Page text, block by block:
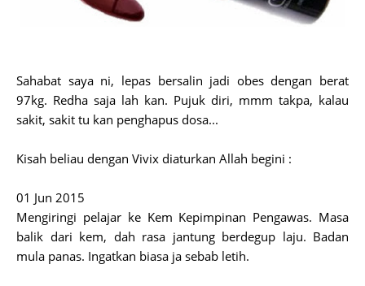
Sahabat saya ni, lepas bersalin jadi obes dengan berat
97kg. Redha saja lah kan. Pujuk diri, mmm takpa, kalau
sakit, sakit tu kan penghapus dosa...
Kisah beliau dengan Vivix diaturkan Allah begini :
01 Jun 2015
Mengiringi pelajar ke Kem Kepimpinan Pengawas. Masa
balik dari kem, dah rasa jantung berdegup laju. Badan
mula panas. Ingatkan biasa ja sebab letih.